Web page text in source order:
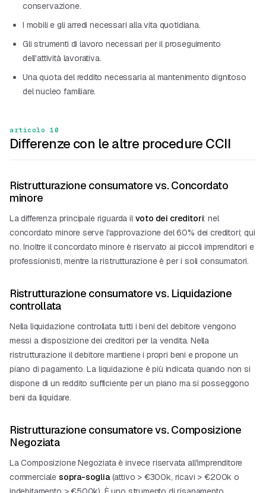
conservazione.
I mobili e gli arredi necessari alla vita quotidiana.
Gli strumenti di lavoro necessari per il proseguimento
dell'attività lavorativa.
Una quota del reddito necessaria al mantenimento dignitoso
del nucleo familiare.
articolo 10
Differenze con le altre procedure CCII
Ristrutturazione consumatore vs. Concordato
minore
La differenza principale riguarda ilvoto dei creditori: nel
concordato minore serve l'approvazione del 60% dei creditori; qui
no. Inoltre il concordato minore è riservato ai piccoli imprenditori e
professionisti, mentre la ristrutturazione è per i soli consumatori.
Ristrutturazione consumatore vs. Liquidazione
controllata
Nella liquidazione controllatatutti i beni del debitore vengono
messi a disposizione dei creditori per la vendita. Nella
ristrutturazione il debitore mantiene i propri beni e propone un
piano di pagamento. La liquidazione è più indicata quando non si
dispone di un reddito sufficiente per un piano ma si posseggono
beni da liquidare.
Ristrutturazione consumatore vs. Composizione
Negoziata
LaComposizione Negoziataè invece riservata all'imprenditore
commerciale sopra-soglia(attivo > €300k, ricavi > €200k o